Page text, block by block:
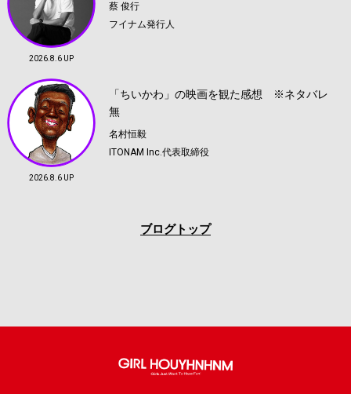
2026.8.6 UP
蔡 俊行
フイナム発行人
2026.8.6 UP
「ちいかわ」の映画を観た感想 ※ネタバレ
無
名村恒毅
ITONAM Inc.代表取締役
ブログトップ